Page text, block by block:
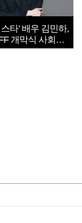
스타’ 배우 김민하,
개막식 사회자